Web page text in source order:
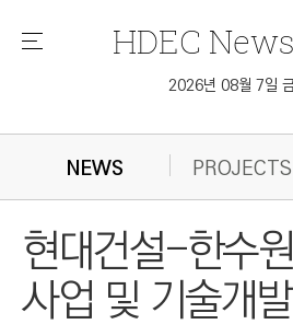
메
HDEC
2026년 08월 7일
NEWS PROJECTS
현대건설-한수
사업 및 기술개